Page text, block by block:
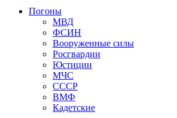
Погоны
МВД
ФСИН
Вооруженные силы
Росгвардии
Юстиции
МЧС
СССР
ВМФ
Кадетские